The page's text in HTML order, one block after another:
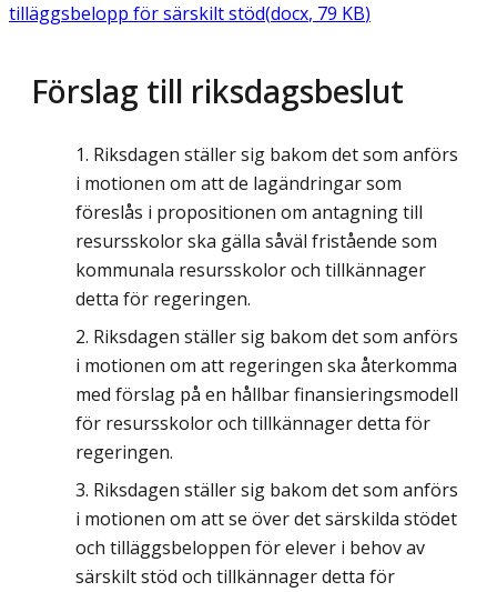
tilläggsbelopp för särskilt stöd(docx, 79 KB)
Förslag till riksdagsbeslut
Riksdagen ställer sig bakom det som anförs
i motionen om att de lagändringar som
föreslås i propositionen om antagning till
resursskolor ska gälla såväl fristående som
kommunala resursskolor och tillkännager
detta för regeringen.
Riksdagen ställer sig bakom det som anförs
i motionen om att regeringen ska återkomma
med förslag på en hållbar finansieringsmodell
för resursskolor och tillkännager detta för
regeringen.
Riksdagen ställer sig bakom det som anförs
i motionen om att se över det särskilda stödet
och tilläggsbeloppen för elever i behov av
särskilt stöd och tillkännager detta för